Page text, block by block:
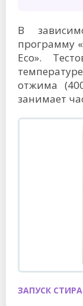
В
программу
Eco».
отжима
занимает
ЗАПУСК